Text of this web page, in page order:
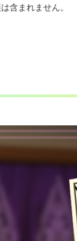
含まれません。